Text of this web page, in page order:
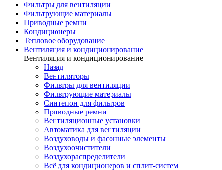
Фильтры для вентиляции
Фильтрующие материалы
Приводные ремни
Кондиционеры
Тепловое оборудование
Вентиляция и кондиционирование
Вентиляция и кондиционирование
Назад
Вентиляторы
Фильтры для вентиляции
Фильтрующие материалы
Синтепон для фильтров
Приводные ремни
Вентиляционные установки
Автоматика для вентиляции
Воздуховоды и фасонные элементы
Воздухоочистители
Воздухораспределители
Всё для кондиционеров и сплит-систем